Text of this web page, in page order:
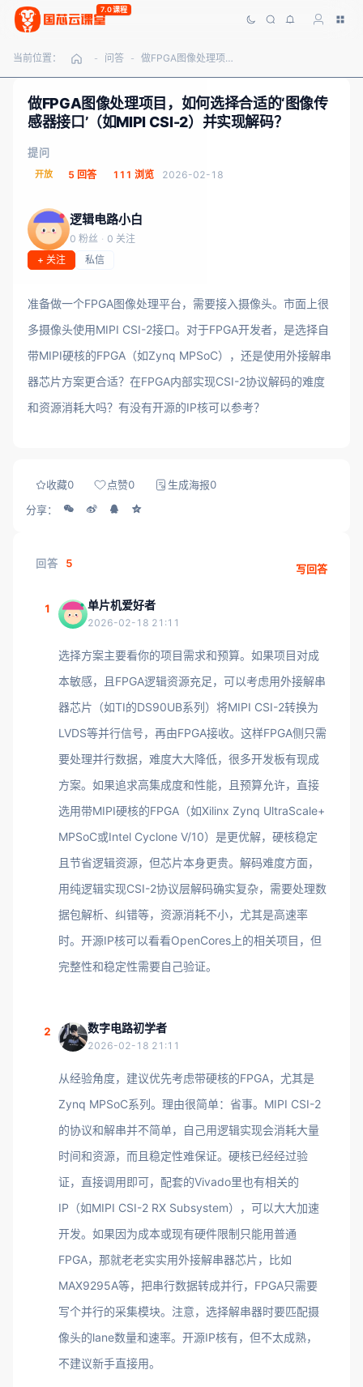
7.0课程
当前位置： - 问答 - 做FPGA图像处理项目，如何选择合适的‘图像传感器接口’（如MIPI CSI-2）并实现解码？
做FPGA图像处理项目，如何选择合适的‘图像传
感器接口’（如MIPI CSI-2）并实现解码？
提问
开放 5 回答 111 浏览 2026-02-18
逻辑电路小白
0 粉丝 · 0 关注
+ 关注
私信
准备做一个FPGA图像处理平台，需要接入摄像头。市面上很
多摄像头使用MIPI CSI-2接口。对于FPGA开发者，是选择自
带MIPI硬核的FPGA（如Zynq MPSoC），还是使用外接解串
器芯片方案更合适？在FPGA内部实现CSI-2协议解码的难度
和资源消耗大吗？有没有开源的IP核可以参考？
收藏0 点赞0 生成海报0
分享：
回答 5 写回答
1 单片机爱好者
2026-02-18 21:11
选择方案主要看你的项目需求和预算。如果项目对成
本敏感，且FPGA逻辑资源充足，可以考虑用外接解串
器芯片（如TI的DS90UB系列）将MIPI CSI-2转换为
LVDS等并行信号，再由FPGA接收。这样FPGA侧只需
要处理并行数据，难度大大降低，很多开发板有现成
方案。如果追求高集成度和性能，且预算允许，直接
选用带MIPI硬核的FPGA（如Xilinx Zynq UltraScale+
MPSoC或Intel Cyclone V/10）是更优解，硬核稳定
且节省逻辑资源，但芯片本身更贵。解码难度方面，
用纯逻辑实现CSI-2协议层解码确实复杂，需要处理数
据包解析、纠错等，资源消耗不小，尤其是高速率
时。开源IP核可以看看OpenCores上的相关项目，但
完整性和稳定性需要自己验证。
2 数字电路初学者
2026-02-18 21:11
从经验角度，建议优先考虑带硬核的FPGA，尤其是
Zynq MPSoC系列。理由很简单：省事。MIPI CSI-2
的协议和解串并不简单，自己用逻辑实现会消耗大量
时间和资源，而且稳定性难保证。硬核已经经过验
证，直接调用即可，配套的Vivado里也有相关的
IP（如MIPI CSI-2 RX Subsystem），可以大大加速
开发。如果因为成本或现有硬件限制只能用普通
FPGA，那就老老实实用外接解串器芯片，比如
MAX9295A等，把串行数据转成并行，FPGA只需要
写个并行的采集模块。注意，选择解串器时要匹配摄
像头的lane数量和速率。开源IP核有，但不太成熟，
不建议新手直接用。